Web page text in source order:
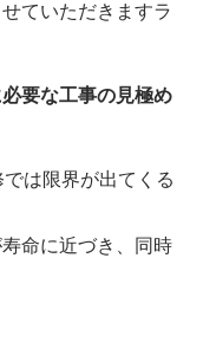
ていただきますラ
要な工事の見極め
は限界が出てくる
命に近づき、同時